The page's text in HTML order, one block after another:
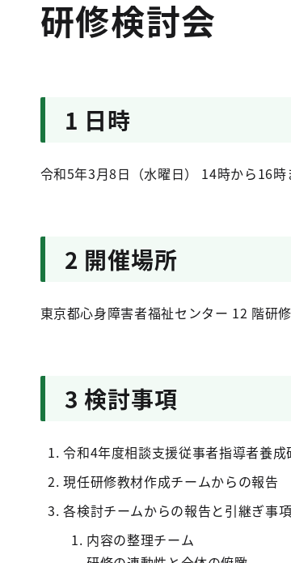
研修検討会
1 日時
令和5年3月8日（水曜日） 14時から16時
2 開催場所
東京都心身障害者福祉センター 12 階研
3 検討事項
令和4年度相談支援従事者指導者養
現任研修教材作成チームからの報告
各検討チームからの報告と引継ぎ事項
内容の整理チーム